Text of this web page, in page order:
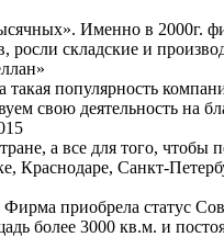
Именно в
росли складские и
популярность
свою деятельность на
а все для того,
Краснодаре, Санкт-
приобрела статус
более 3000 кв.м. и